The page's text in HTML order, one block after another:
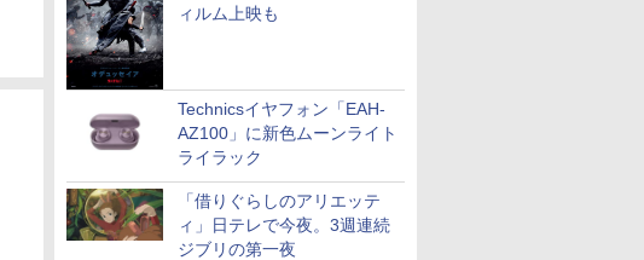
ィルム上映も
Technicsイヤフォン「EAH-
AZ100」に新色ムーンライト
ライラック
「借りぐらしのアリエッテ
ィ」日テレで今夜。3週連続
ジブリの第一夜